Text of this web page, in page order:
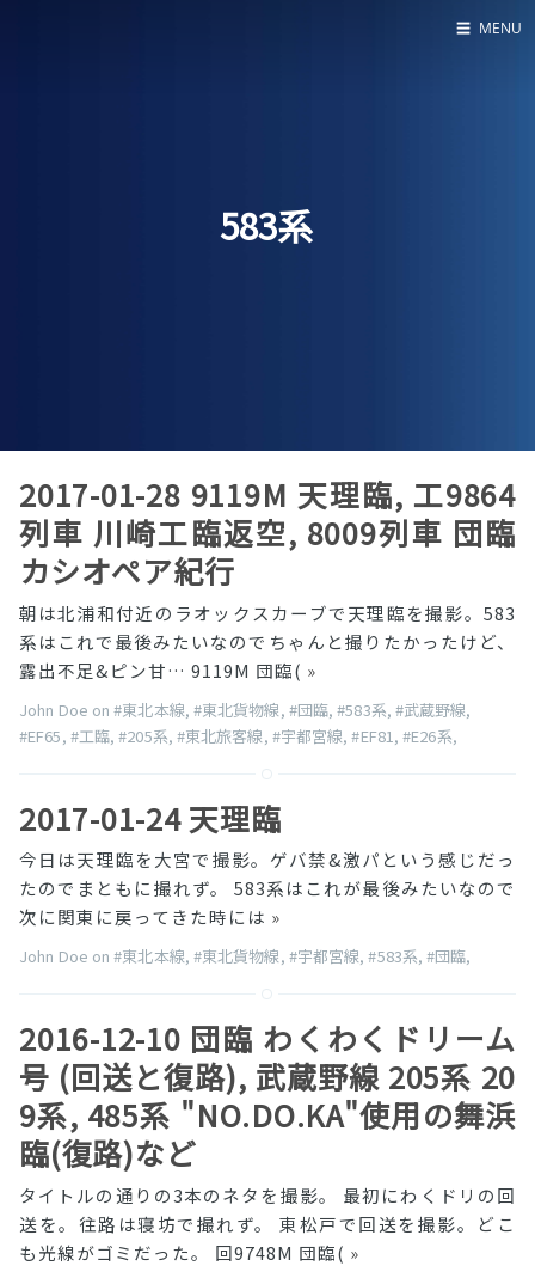
☰ MENU
583系
2017-01-28 9119M 天理臨, 工9864
列車 川崎工臨返空, 8009列車 団臨
カシオペア紀行
朝は北浦和付近のラオックスカーブで天理臨を撮影。583
系はこれで最後みたいなのでちゃんと撮りたかったけど、
露出不足&ピン甘… 9119M 団臨( »
John Doe on#東北本線, #東北貨物線, #団臨,#583系, #武蔵野線,
#EF65, #工臨,#205系, #東北旅客線, #宇都宮線,#EF81 ,#E26系,
2017-01-24 天理臨
今日は天理臨を大宮で撮影。ゲバ禁&激パという感じだっ
たのでまともに撮れず。 583系はこれが最後みたいなので
次に関東に戻ってきた時には »
John Doe on#東北本線, #東北貨物線, #宇都宮線,#583系,#団臨,
2016-12-10 団臨 わくわくドリーム
号 (回送と復路), 武蔵野線 205系 20
9系, 485系 "NO.DO.KA"使用の舞浜
臨(復路)など
タイトルの通りの3本のネタを撮影。 最初にわくドリの回
送を。往路は寝坊で撮れず。 東松戸で回送を撮影。どこ
も光線がゴミだった。 回9748M 団臨( »